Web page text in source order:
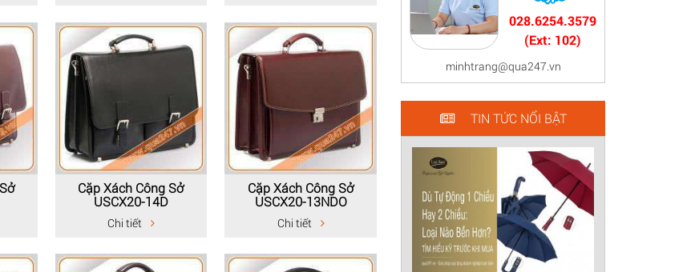
Cặp Xách Công Sở
USCX20-14D
Chi tiết
Cặp Xách Công Sở
USCX20-13NDO
Chi tiết
028.6254.3579
(Ext: 102)
minhtrang@qua247.vn
TIN TỨC NỔI BẬT